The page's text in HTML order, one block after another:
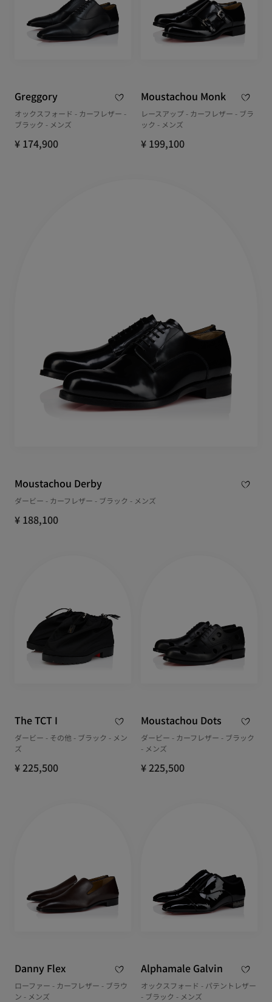
Greggory
オックスフォード - カーフレザー -
ブラック - メンズ
¥ 174,900
Moustachou Monk
レースアップ - カーフレザー - ブラ
ック - メンズ
¥ 199,100
Moustachou Derby
ダービー - カーフレザー - ブラック - メンズ
¥ 188,100
The TCT I
ダービー - その他 - ブラック - メン
ズ
¥ 225,500
Moustachou Dots
ダービー - カーフレザー - ブラック
- メンズ
¥ 225,500
Danny Flex
ローファー - カーフレザー - ブラウ
ン - メンズ
Alphamale Galvin
オックスフォード - パテントレザー
- ブラック - メンズ